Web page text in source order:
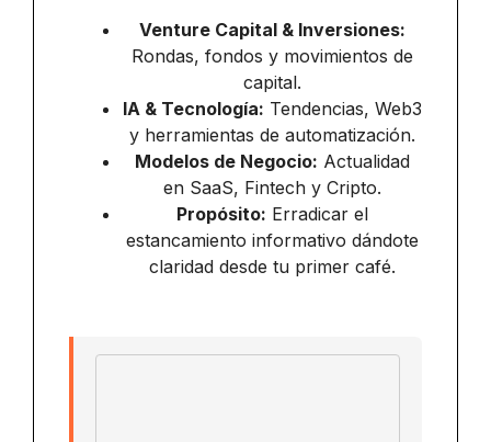
Venture Capital & Inversiones:
Rondas, fondos y movimientos de
capital.
IA & Tecnología: Tendencias, Web3
y herramientas de automatización.
Modelos de Negocio: Actualidad
en SaaS, Fintech y Cripto.
Propósito: Erradicar el
estancamiento informativo dándote
claridad desde tu primer café.